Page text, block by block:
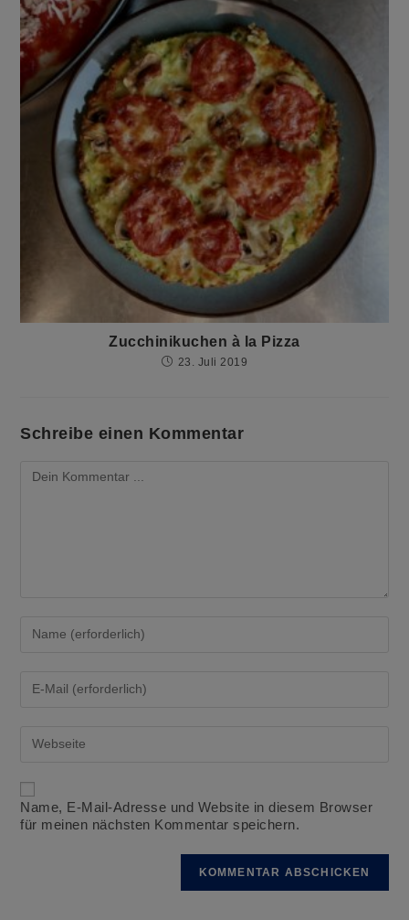
Zucchinikuchen à la Pizza
23. Juli 2019
Schreibe einen Kommentar
deinen
Benutzernamen
ein
deine
Adresse
ein
deine
URL
ein
(optional)
Name, E-Mail-Adresse und Website in diesem Browser
für meinen nächsten Kommentar speichern.